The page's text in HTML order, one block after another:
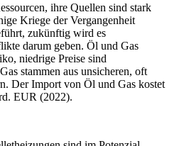
ihre Quellen sind stark
Kriege der Vergangenheit
zukünftig wird es
darum geben. Öl und Gas
niedrige Preise sind
stammen aus unsicheren, oft
Der Import von Öl und Gas kostet
EUR (2022).